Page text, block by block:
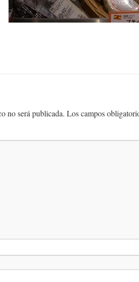
no será publicada. Los campos